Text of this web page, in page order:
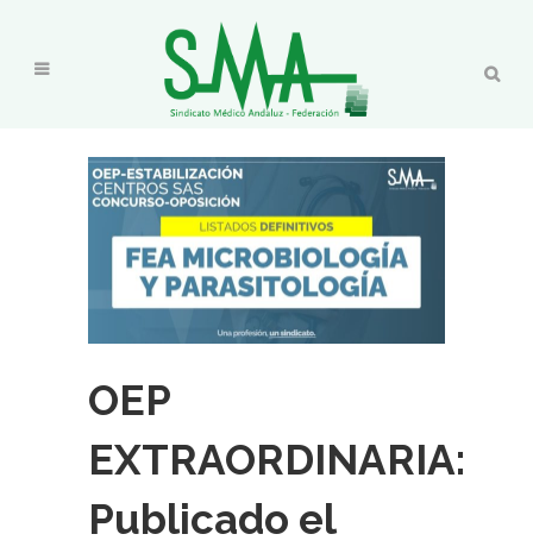
OEP
EXTRAORDINARIA:
Publicado el